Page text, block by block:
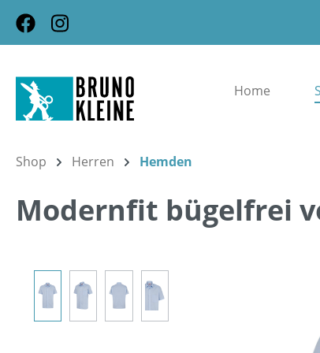
Hauptinhalt springen
Zur Suche springen
Zur Hauptnavigation springen
Home
Shop Herren Hemden
Modernfit bügelfrei
Bildergalerie überspringen